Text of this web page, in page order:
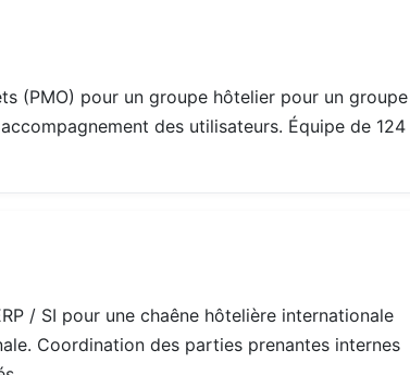
(PMO) pour un groupe hôtelier pour un groupe
des utilisateurs. Équipe de 124
/ SI pour une chaêne hôtelière internationale
Coordination des parties prenantes internes